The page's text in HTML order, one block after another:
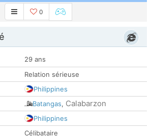
0
29 ans
Relation sérieuse
Philippines
Batangas, Calabarzon
Philippines
Célibataire